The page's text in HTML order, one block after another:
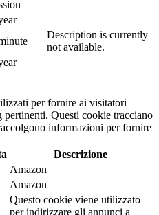
Description is currently
not available.
per fornire ai visitatori
pertinenti. Questi cookie tracciano
informazioni per fornire
Descrizione
Amazon
Amazon
Questo cookie viene utilizzato
per indirizzare gli annunci a